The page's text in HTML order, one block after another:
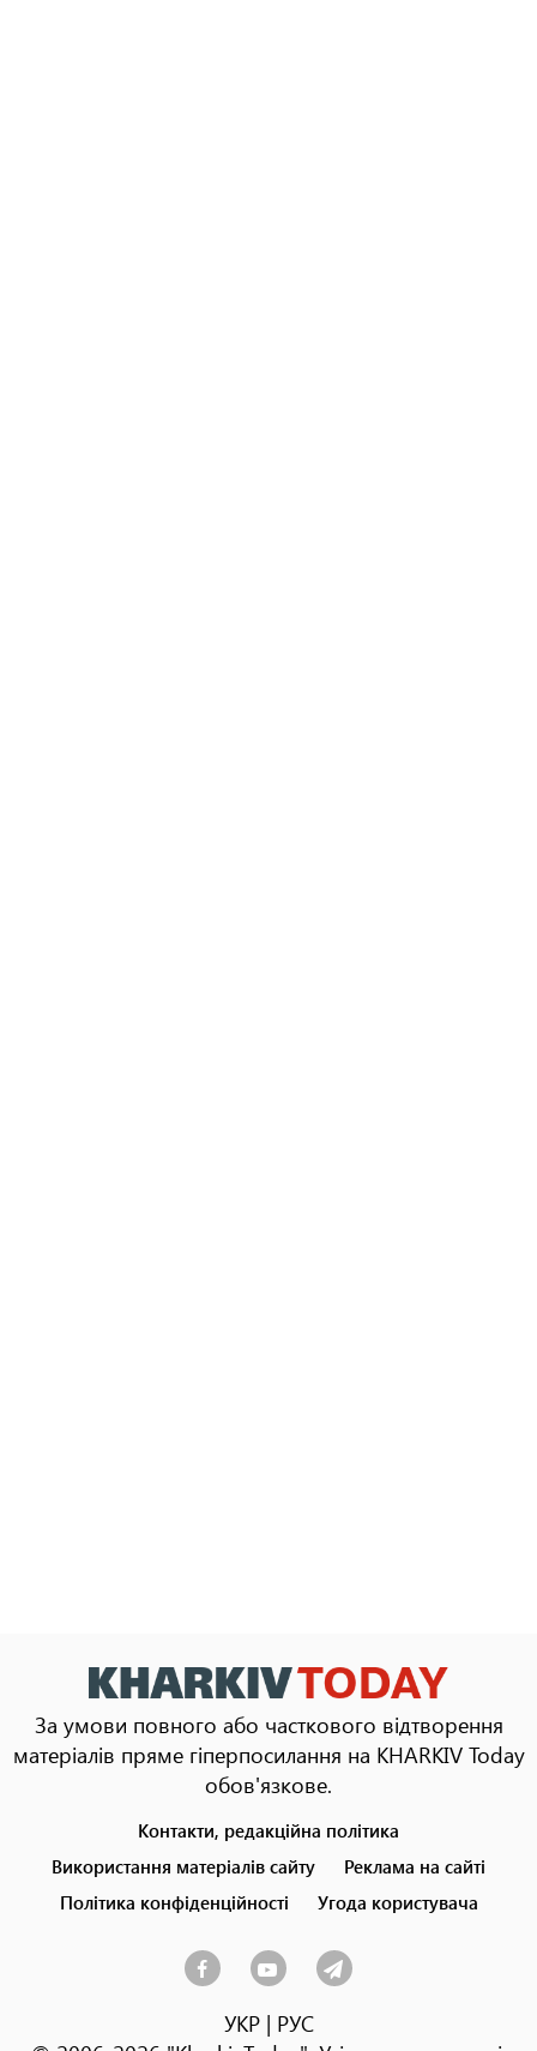
За умови повного або часткового відтворення
матеріалів пряме гіперпосилання на KHARKIV Today
обов'язкове.
menu
Контакти, редакційна політика
Використання матеріалів сайту
Реклама на сайті
Політика конфіденційності
Угода користувача
УКР| РУС